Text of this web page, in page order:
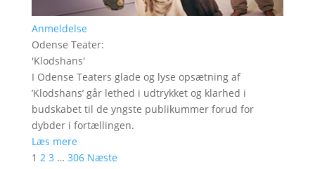
Anmeldelse
Odense Teater:
'Klodshans'
I Odense Teaters glade og lyse opsætning af
’Klodshans’ går lethed i udtrykket og klarhed i
budskabet til de yngste publikummer forud for
dybder i fortællingen.
Læs mere
1 2 3 … 306 Næste